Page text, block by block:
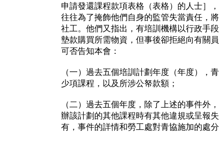
申請發還課程款項表格（表格）的人士］
往往為了掩飾他們自身的監管失當責任，
社工。他們又指出，有培訓機構以行政手
墊款購買所需物資，但事後卻拒絕向有關
可否告知本會：
（一）過去五個培訓計劃年度（年度），
少項課程，以及所涉公帑款額；
（二）過去五個年度，除了上述的事件外
辦該計劃的其他課程時有其他違規或呈報
有，事件的詳情和勞工處對青協施加的處